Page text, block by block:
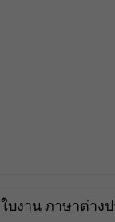
ใบงาน ภาษาต่าง